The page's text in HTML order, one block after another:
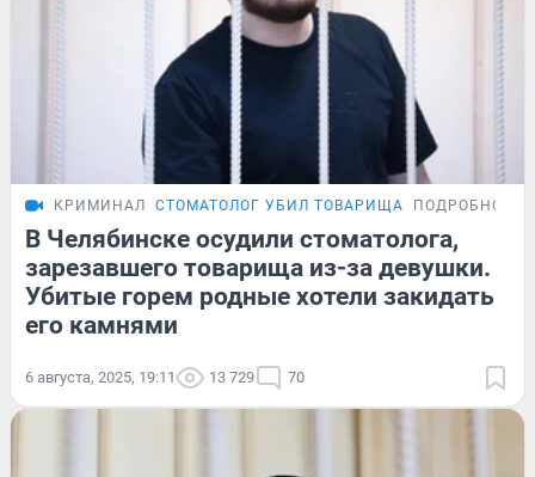
КРИМИНАЛ СТОМАТОЛОГ УБИЛ ТОВАРИЩА ПОДРОБНОСТИ
В Челябинске осудили стоматолога,
зарезавшего товарища из-за девушки.
Убитые горем родные хотели закидать
его камнями
6 августа, 2025, 19:11 13 729 70